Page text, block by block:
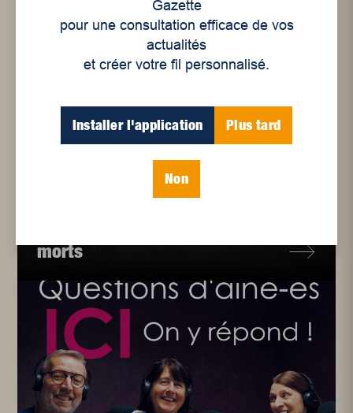
morts
Gazette
pour une consultation efficace de vos
actualités
et créer votre fil personnalisé.
Installer l'application Plus tard
Non